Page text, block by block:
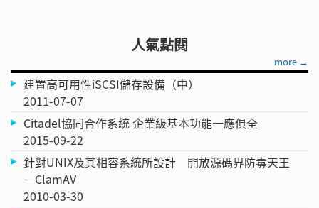
人氣點閱
more →
建置高可用性iSCSI儲存設備（中）
2011-07-07
Citadel協同合作系統 企業級基本功能一應俱全
2015-09-22
針對UNIX及其相容系統所設計 開放源碼界防毒天王
—ClamAV
2010-03-30